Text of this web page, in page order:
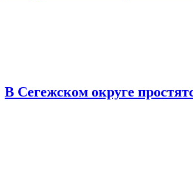
В Сегежском округе